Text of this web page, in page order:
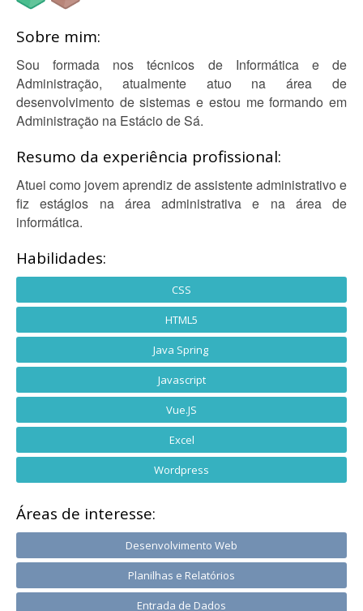
Sobre mim:
Sou formada nos técnicos de Informática e de
Administração, atualmente atuo na área de
desenvolvimento de sistemas e estou me formando em
Administração na Estácio de Sá.
Resumo da experiência profissional:
Atuei como jovem aprendiz de assistente administrativo e
fiz estágios na área administrativa e na área de
informática.
Habilidades:
CSS
HTML5
Java Spring
Javascript
Vue.JS
Excel
Wordpress
Áreas de interesse:
Desenvolvimento Web
Planilhas e Relatórios
Entrada de Dados